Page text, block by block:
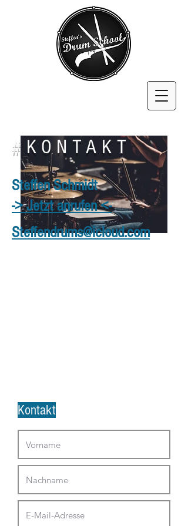
#KONTAKT
Steffen Schmidt
-> Jetzt anrufen <-
Steffendrums@icloud.com
Kontakt